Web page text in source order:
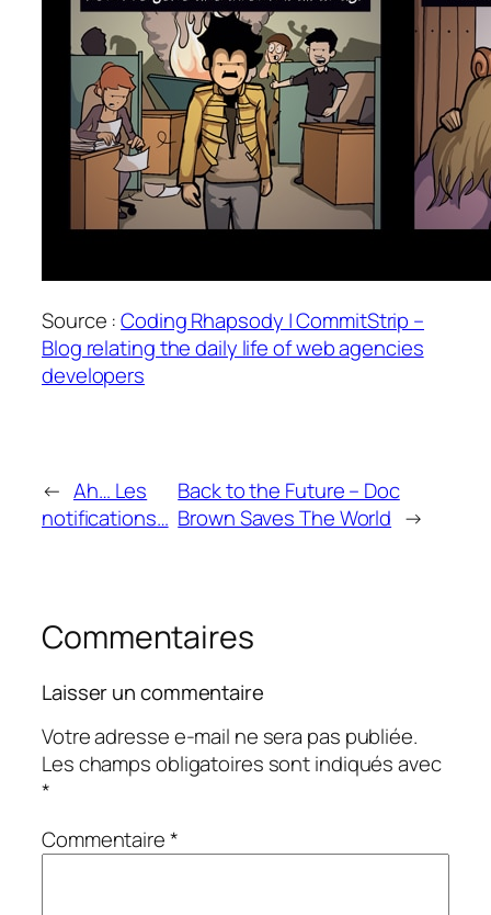
Source :Coding Rhapsody | CommitStrip –
Blog relating the daily life of web agencies
developers
← Ah… Les
notifications…
Back to the Future – Doc
Brown Saves The World →
Commentaires
Laisser un commentaire
Votre adresse e-mail ne sera pas publiée.
Les champs obligatoires sont indiqués avec
*
Commentaire*